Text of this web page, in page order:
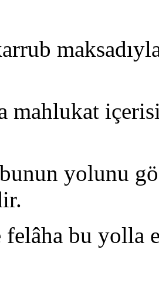
mahlukat
yolunu
felâha bu yolla